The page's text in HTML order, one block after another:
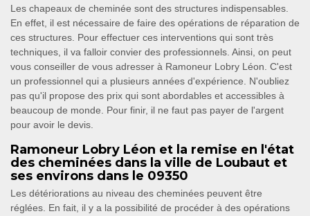
Les chapeaux de cheminée sont des structures indispensables.
En effet, il est nécessaire de faire des opérations de réparation de
ces structures. Pour effectuer ces interventions qui sont très
techniques, il va falloir convier des professionnels. Ainsi, on peut
vous conseiller de vous adresser à Ramoneur Lobry Léon. C'est
un professionnel qui a plusieurs années d'expérience. N'oubliez
pas qu'il propose des prix qui sont abordables et accessibles à
beaucoup de monde. Pour finir, il ne faut pas payer de l'argent
pour avoir le devis.
Ramoneur Lobry Léon et la remise en l'état
des cheminées dans la ville de Loubaut et
ses environs dans le 09350
Les détériorations au niveau des cheminées peuvent être
réglées. En fait, il y a la possibilité de procéder à des opérations